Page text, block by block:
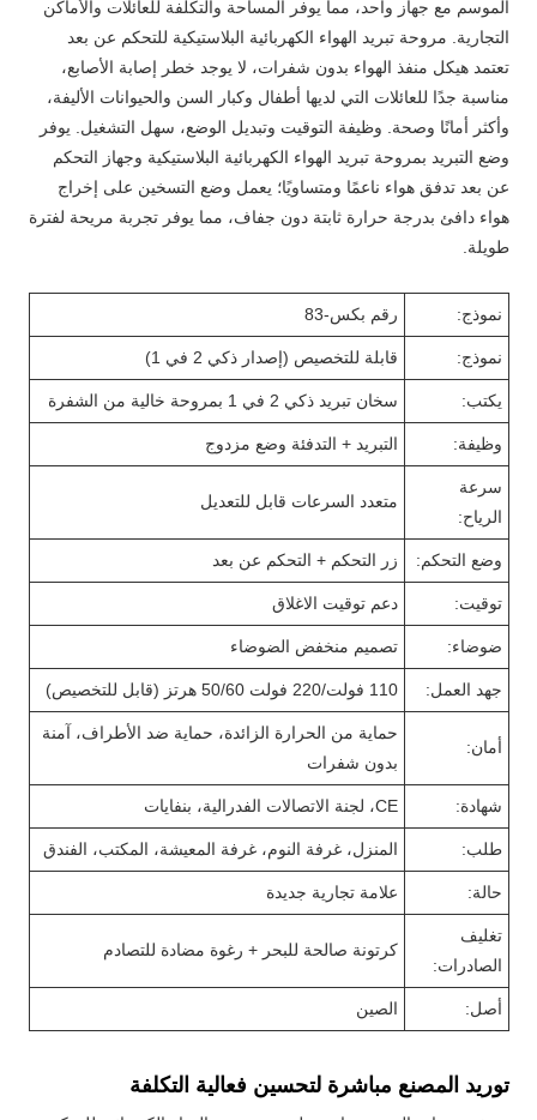
الموسم مع جهاز واحد، مما يوفر المساحة والتكلفة للعائلات والأماكن
التجارية. مروحة تبريد الهواء الكهربائية البلاستيكية للتحكم عن بعد
تعتمد هيكل منفذ الهواء بدون شفرات، لا يوجد خطر إصابة الأصابع،
مناسبة جدًا للعائلات التي لديها أطفال وكبار السن والحيوانات الأليفة،
وأكثر أمانًا وصحة. وظيفة التوقيت وتبديل الوضع، سهل التشغيل. يوفر
وضع التبريد بمروحة تبريد الهواء الكهربائية البلاستيكية وجهاز التحكم
عن بعد تدفق هواء ناعمًا ومتساويًا؛ يعمل وضع التسخين على إخراج
هواء دافئ بدرجة حرارة ثابتة دون جفاف، مما يوفر تجربة مريحة لفترة
طويلة.
نموذج: رقم بكس-83
نموذج: قابلة للتخصيص (إصدار ذكي 2 في 1)
يكتب: سخان تبريد ذكي 2 في 1 بمروحة خالية من الشفرة
وظيفة: التبريد + التدفئة وضع مزدوج
سرعة
الرياح:
متعدد السرعات قابل للتعديل
وضع التحكم: زر التحكم + التحكم عن بعد
توقيت: دعم توقيت الاغلاق
ضوضاء: تصميم منخفض الضوضاء
جهد العمل: 110 فولت/220 فولت 50/60 هرتز (قابل للتخصيص)
أمان:
حماية من الحرارة الزائدة، حماية ضد الأطراف، آمنة
بدون شفرات
شهادة: CE، لجنة الاتصالات الفدرالية، بنفايات
طلب: المنزل، غرفة النوم، غرفة المعيشة، المكتب، الفندق
حالة: علامة تجارية جديدة
تغليف
الصادرات:
كرتونة صالحة للبحر + رغوة مضادة للتصادم
أصل: الصين
توريد المصنع مباشرة لتحسين فعالية التكلفة